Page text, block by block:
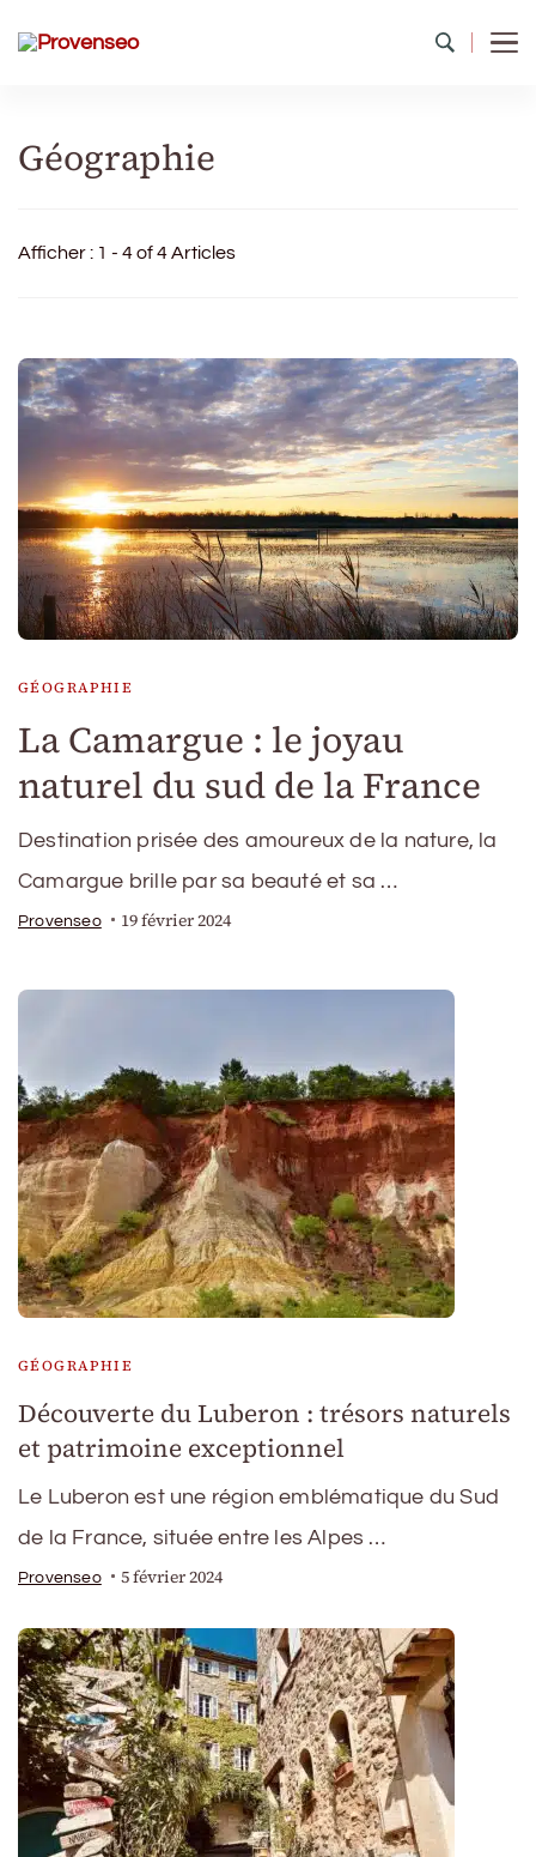
Géographie
Afficher : 1 - 4 of 4 Articles
GÉOGRAPHIE
La Camargue : le joyau
naturel du sud de la France
Destination prisée des amoureux de la nature, la
Camargue brille par sa beauté et sa …
Provenseo 19 février 2024
GÉOGRAPHIE
Découverte du Luberon : trésors naturels
et patrimoine exceptionnel
Le Luberon est une région emblématique du Sud
de la France, située entre les Alpes …
Provenseo 5 février 2024